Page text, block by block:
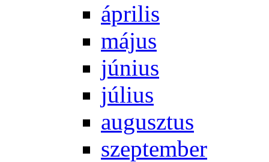
áp­ri­lis
má­jus
jú­ni­us
jú­li­us
au­gusz­tus
szep­tem­ber